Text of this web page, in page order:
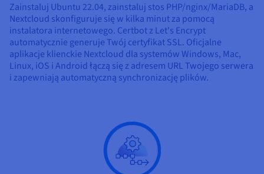
Zainstaluj Ubuntu 22.04, zainstaluj stos PHP/nginx/MariaDB, a
Nextcloud skonfiguruje się w kilka minut za pomocą
instalatora internetowego. Certbot z Let's Encrypt
automatycznie generuje Twój certyfikat SSL. Oficjalne
aplikacje klienckie Nextcloud dla systemów Windows, Mac,
Linux, iOS i Android łączą się z adresem URL Twojego serwera
i zapewniają automatyczną synchronizację plików.